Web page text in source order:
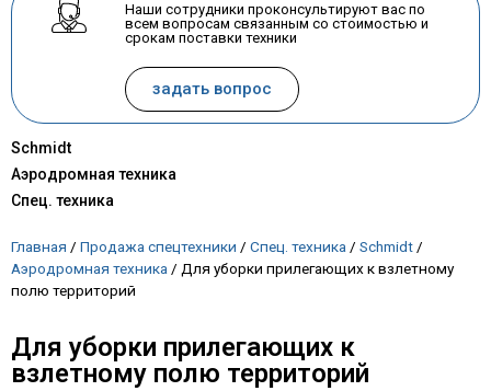
Наши сотрудники проконсультируют вас по
всем вопросам связанным со стоимостью и
срокам поставки техники
задать вопрос
Schmidt
Аэродромная техника
Спец. техника
Главная / Продажа спецтехники / Спец. техника/ Schmidt/
Аэродромная техника/ Для уборки прилегающих к взлетному
полю территорий
Для уборки прилегающих к
взлетному полю территорий